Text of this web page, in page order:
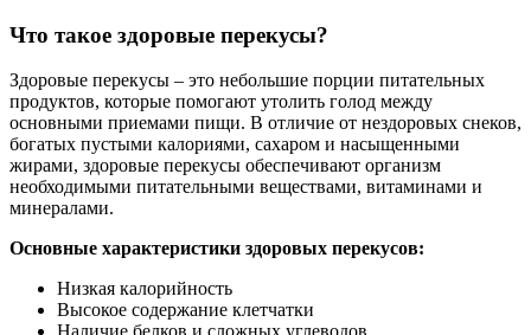
Что такое здоровые перекусы?
Здоровые перекусы – это небольшие порции питательных
продуктов, которые помогают утолить голод между
основными приемами пищи. В отличие от нездоровых снеков,
богатых пустыми калориями, сахаром и насыщенными
жирами, здоровые перекусы обеспечивают организм
необходимыми питательными веществами, витаминами и
минералами.
Основные характеристики здоровых перекусов:
Низкая калорийность
Высокое содержание клетчатки